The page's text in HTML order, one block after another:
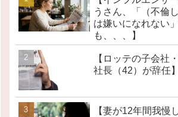
うさん、「（不倫
は嫌いになれない
も、、、】
【ロッテの子会社
社長（42）が辞任】
【妻が12年間我慢